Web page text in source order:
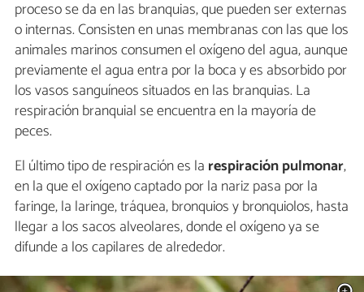
proceso se da en las branquias, que pueden ser externas
o internas. Consisten en unas membranas con las que los
animales marinos consumen el oxígeno del agua, aunque
previamente el agua entra por la boca y es absorbido por
los vasos sanguíneos situados en las branquias. La
respiración branquial se encuentra en la mayoría de
peces.
El último tipo de respiración es la respiración pulmonar,
en la que el oxígeno captado por la nariz pasa por la
faringe, la laringe, tráquea, bronquios y bronquiolos, hasta
llegar a los sacos alveolares, donde el oxígeno ya se
difunde a los capilares de alrededor.